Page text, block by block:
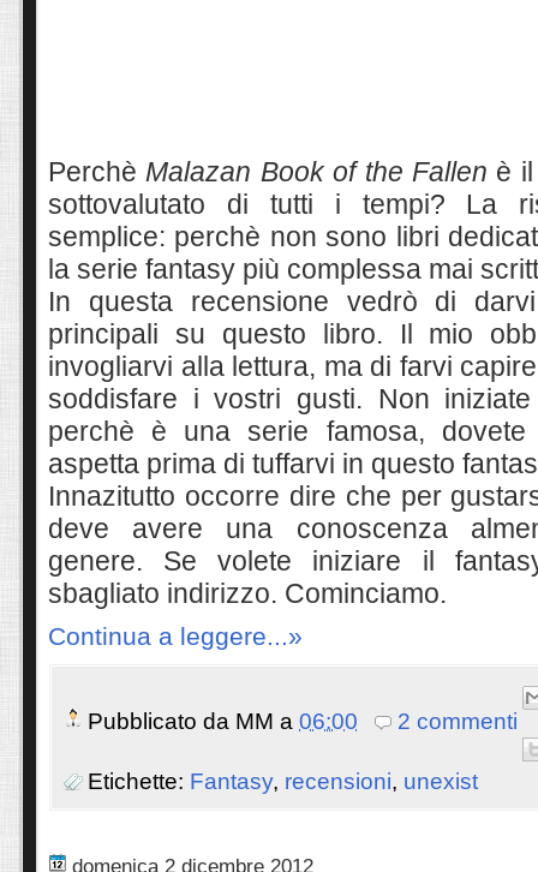
Perchè Malazan Book of the Fallen è
sottovalutato di tutti i tempi? La
semplice: perchè non sono libri
la serie fantasy più complessa mai
In questa recensione vedrò di
principali su questo libro. Il mio
invogliarvi alla lettura, ma di farvi
soddisfare i vostri gusti. Non
perchè è una serie famosa,
aspetta prima di tuffarvi in questo
Innazitutto occorre dire che per
deve avere una conoscenza
genere. Se volete iniziare il
sbagliato indirizzo. Cominciamo.
Continua a leggere...»
Pubblicato da MM a 06:00 2 commenti
Etichette: Fantasy, recensioni, unexist
domenica 2 dicembre 2012